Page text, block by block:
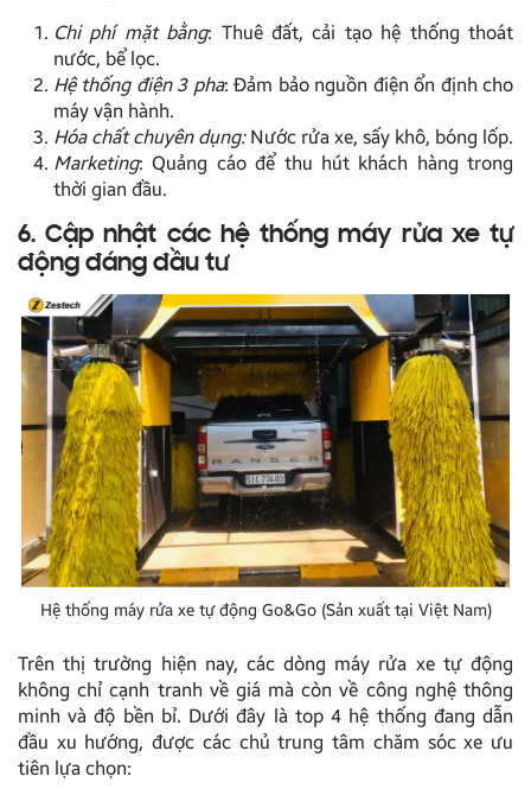
Chi phí mặt bằng: Thuê đất, cải tạo hệ thống thoát
nước, bể lọc.
Hệ thống điện 3 pha: Đảm bảo nguồn điện ổn định cho
máy vận hành.
Hóa chất chuyên dụng:Nước rửa xe, sấy khô, bóng lốp.
Marketing: Quảng cáo để thu hút khách hàng trong
thời gian đầu.
6. Cập nhật các hệ thống máy rửa xe tự
động đáng đầu tư
Hệ thống máy rửa xe tự động Go&Go (Sản xuất tại Việt Nam)
Trên thị trường hiện nay, các dòng máy rửa xe tự động
không chỉ cạnh tranh về giá mà còn về công nghệ thông
minh và độ bền bỉ. Dưới đây là top 4 hệ thống đang dẫn
đầu xu hướng, được các chủ trung tâm chăm sóc xe ưu
tiên lựa chọn: